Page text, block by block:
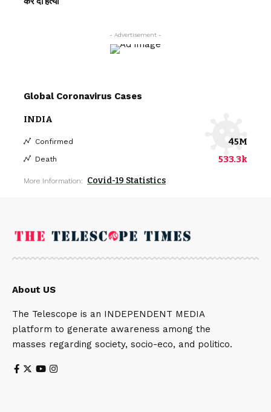
- Advertisement -
Global Coronavirus Cases
INDIA
Confirmed 45M
Death 533.3k
More Information: Covid-19 Statistics
About US
The Telescope is an INDEPENDENT MEDIA
platform to generate awareness among the
masses regarding society, socio-eco, and politico.